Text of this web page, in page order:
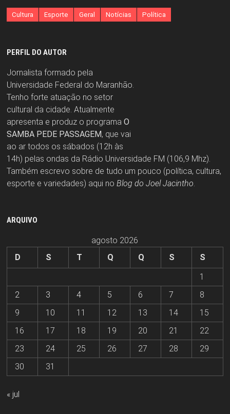
Cultura Esporte Geral Notícias Política
PERFIL DO AUTOR
Jornalista formado pela
Universidade Federal do Maranhão.
Tenho forte atuação no setor
cultural da cidade. Atualmente
apresenta e produz o programa O
SAMBA PEDE PASSAGEM, que vai
ao ar todos os sábados (12h às
14h) pelas ondas da Rádio Universidade FM (106,9 Mhz).
Também escrevo sobre de tudo um pouco (política, cultura,
esporte e variedades) aqui no Blog do Joel Jacintho.
ARQUIVO
agosto 2026
D
S T Q Q S
S
1
2
3 4 5 6 7
8
9
10 11 12 13 14
15
16
17 18 19 20 21
22
23
24 25 26 27 28
29
30
31
« jul